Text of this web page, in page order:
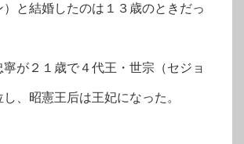
）と結婚したのは１３歳のときだっ
寧が２１歳で４代王・世宗（セジョ
、昭憲王后は王妃になった。